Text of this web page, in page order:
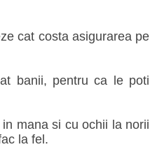
cat costa asigurarea pe
banii, pentru ca le poti
mana si cu ochii la norii
la fel.